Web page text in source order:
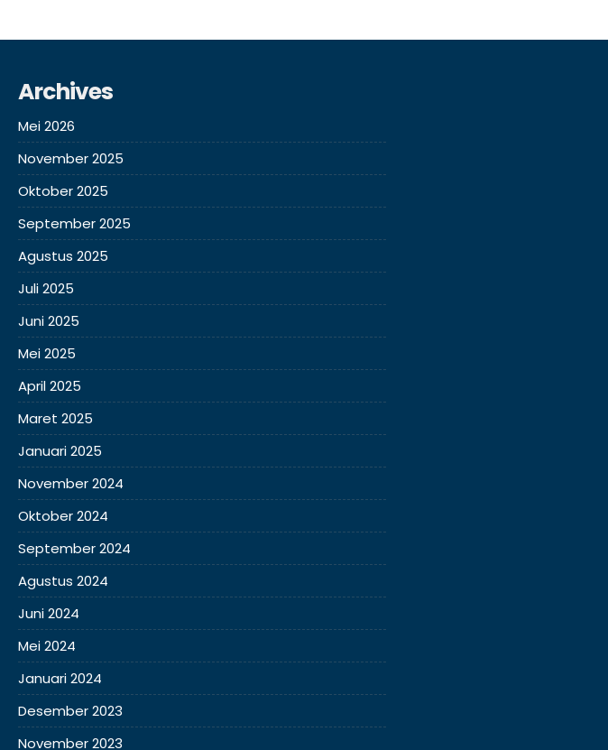
Archives
Mei 2026
November 2025
Oktober 2025
September 2025
Agustus 2025
Juli 2025
Juni 2025
Mei 2025
April 2025
Maret 2025
Januari 2025
November 2024
Oktober 2024
September 2024
Agustus 2024
Juni 2024
Mei 2024
Januari 2024
Desember 2023
November 2023